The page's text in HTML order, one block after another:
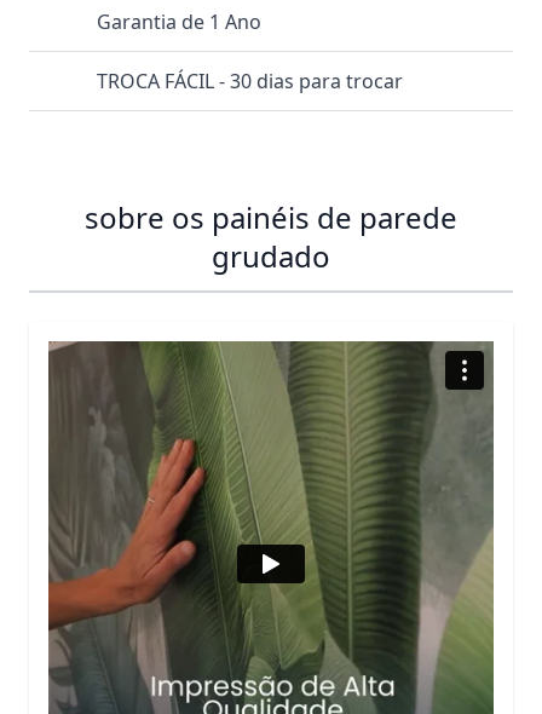
Garantia de 1 Ano
TROCA FÁCIL - 30 dias para trocar
sobre os painéis de parede
grudado